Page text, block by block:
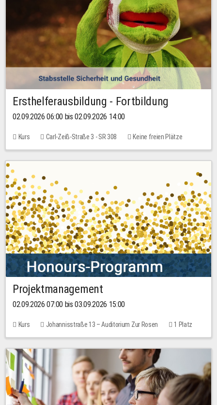
Ersthelferausbildung - Fortbildung
02.09.2026 06:00 bis 02.09.2026 14:00
Kurs Carl-Zeiß-Straße 3 - SR 308 Keine freien Plätze
Projektmanagement
02.09.2026 07:00 bis 03.09.2026 15:00
Kurs Johannisstraße 13 – Auditorium Zur Rosen 1 Platz